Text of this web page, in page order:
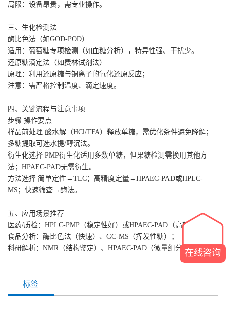
局限‌：设备昂贵，需专业操作。
三、生化检测法
酶比色法（如GOD-POD）‌
适用‌：葡萄糖专项检测（如血糖分析），特异性强、干扰少。
还原糖滴定法（如费林试剂法）‌
原理‌：利用还原糖与铜离子的氧化还原反应；
注意‌：需严格控制温度、滴定速度。
四、关键流程与注意事项
步骤‌ ‌操作要点‌
样品前处理‌ 酸水解（HCl/TFA）释放单糖，需优化条件避免降解；
多糖提取可选水提/醇沉法。
衍生化选择‌ PMP衍生化适用多数单糖，但果糖检测需换用其他方
法；HPAEC-PAD无需衍生。
方法选择‌ 简单定性→TLC；高精度定量→HPAEC-PAD或HPLC-
MS；快速筛查→酶法。
五、应用场景推荐
医药/质检‌：HPLC-PMP（稳定性好）或HPAEC-PAD（高效精准）；
食品分析‌：酶比色法（快速）、GC-MS（挥发性糖）；
科研解析‌：NMR（结构鉴定）、HPAEC-PAD（微量组分）。
标签
在线咨询